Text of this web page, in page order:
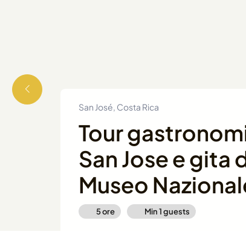
San José, Costa Rica
Tour
San Jose e gita
Museo
5 ore Min1guests